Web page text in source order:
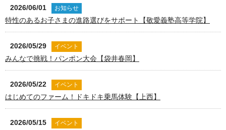
2026/06/01 お知らせ
特性のあるお子さまの進路選びをサポート【敬愛義塾高等学院】
2026/05/29 イベント
みんなで挑戦！パンポン大会【袋井春岡】
2026/05/22 イベント
はじめてのファーム！ドキドキ乗馬体験【上西】
2026/05/15 イベント